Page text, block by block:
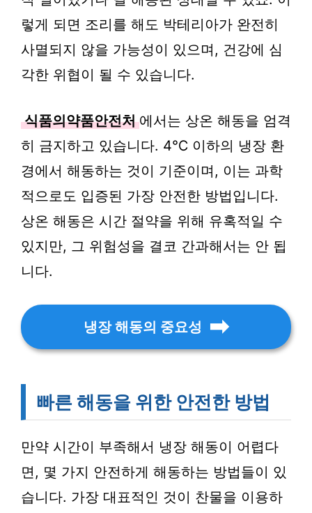
렇게 되면 조리를 해도 박테리아가 완전히
사멸되지 않을 가능성이 있으며, 건강에 심
각한 위협이 될 수 있습니다.
식품의약품안전처 에서는 상온 해동을 엄격
히 금지하고 있습니다. 4℃ 이하의 냉장 환
경에서 해동하는 것이 기준이며, 이는 과학
적으로도 입증된 가장 안전한 방법입니다.
상온 해동은 시간 절약을 위해 유혹적일 수
있지만, 그 위험성을 결코 간과해서는 안 됩
니다.
냉장 해동의 중요성
빠른 해동을 위한 안전한 방법
만약 시간이 부족해서 냉장 해동이 어렵다
면, 몇 가지 안전하게 해동하는 방법들이 있
습니다. 가장 대표적인 것이 찬물을 이용하